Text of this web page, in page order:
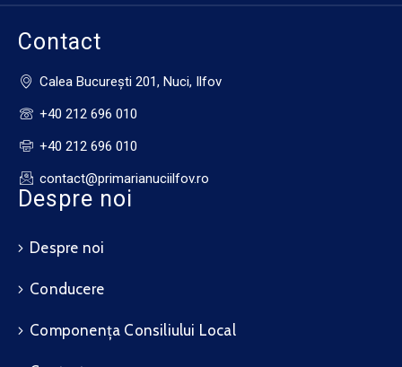
Contact
Calea Bucureşti 201, Nuci, Ilfov
+40 212 696 010
+40 212 696 010
contact@primarianuciilfov.ro
Despre noi
Despre noi
Conducere
Componența Consiliului Local